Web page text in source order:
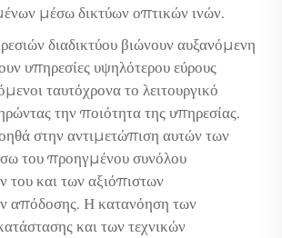
μέσω δικτύων οπτικών ινών.
διαδικτύου βιώνουν αυξανόμενη
υπηρεσίες υψηλότερου εύρους
ταυτόχρονα το λειτουργικό
την ποιότητα της υπηρεσίας.
στην αντιμετώπιση αυτών των
του προηγμένου συνόλου
του και των αξιόπιστων
απόδοσης. Η κατανόηση των
και των τεχνικών